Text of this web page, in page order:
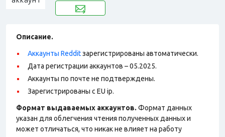
Описание.
Аккаунты Redditзарегистрированы автоматически.
Дата регистрации аккаунтов – 05.2025.
Аккаунты по почте не подтверждены.
Зарегистрированы с EU ip.
Формат выдаваемых аккаунтов. Формат данных
указан для облегчения чтения полученных данных и
может отличаться, что никак не влияет на работу